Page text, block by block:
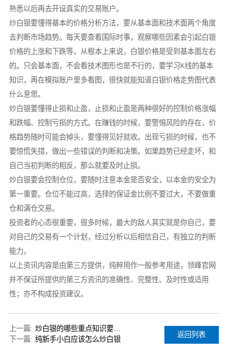
熟悉以后再去开设真实的交易账户。
炒白银要懂得基本的价格分析方法，要从基本面和技术面两个角度
去判断市场趋势。每天要查看国际时事，观察哪些因素会引起白银
价格的上涨和下跌等，从根本上来说，白银价格是受到基本面左右
的。只会基本面，不会看技术图形也是不行的，要学习K线的基本
知识，再在模拟账户里多看图，很快就能知道白银价格走势图代表
什么意思。
炒白银要懂得止损和止盈，止损和止盈是两种很好的控制价格涨幅
和跌幅、控制亏损的方式。在赚钱的时候，要警惕风险的存在，价
格趋势随时可能会掉头，要懂得见好就收。出现亏损的时候，也不
要惊慌失措，做出一些错误的判断和决策。如果趋势已经走坏，和
自己当初判断的相反，那么就要及时止损。
炒白银要会控制仓位，要随时注意本金是否安全，以本金的安全为
第一重要。仓位不能过高，选择的保证金比例不要过大，不要做重
仓和满仓交易。
投资者的心态很重要，很多时候，最大的敌人其实就是你自己，要
对自己的交易有一个计划，经过分析以后相信自己，有独立的判断
能力。
以上资讯内容是由第三方提供，纯粹用作一般参考用途，领峰官网
并不保证所提供的第三方资讯的准确性、完整性、及时性或适用
性；亦不构成投资建议。
上一篇:
炒白银的哪些重点知识要掌握？
下一篇: 纯新手小白应该怎么炒白银
返回列表